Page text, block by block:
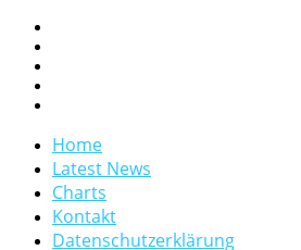
Home
Latest News
Charts
Kontakt
Datenschutzerklärung